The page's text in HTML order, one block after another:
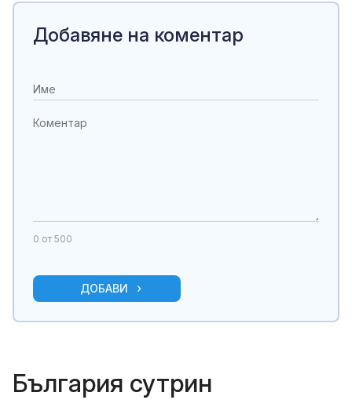
Добавяне на коментар
0 от 500
ДОБАВИ
България сутрин